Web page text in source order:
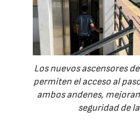
Los nuevos ascensores
permiten el acceso al
ambos andenes,
seguridad de